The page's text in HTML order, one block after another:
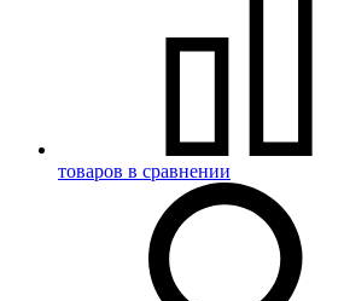
товаров в сравнении